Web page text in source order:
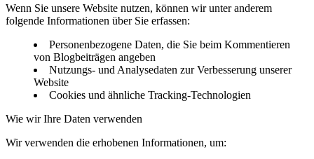
Wenn Sie unsere Website nutzen, können wir unter anderem
folgende Informationen über Sie erfassen:
Personenbezogene Daten, die Sie beim Kommentieren
von Blogbeiträgen angeben
Nutzungs- und Analysedaten zur Verbesserung unserer
Website
Cookies und ähnliche Tracking-Technologien
Wie wir Ihre Daten verwenden
Wir verwenden die erhobenen Informationen, um: